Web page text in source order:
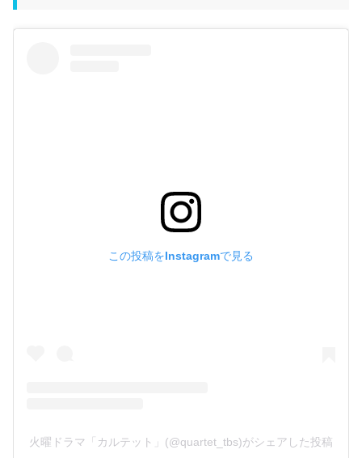
この投稿をInstagramで見る
火曜ドラマ「カルテット」(@quartet_tbs)がシェアした投稿